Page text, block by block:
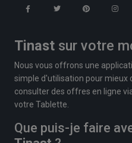
Tinast sur votre
Nous vous offrons une
simple d'utilisation pour mieux
consulter des offres en ligne
votre Tablette.
Que puis-je faire